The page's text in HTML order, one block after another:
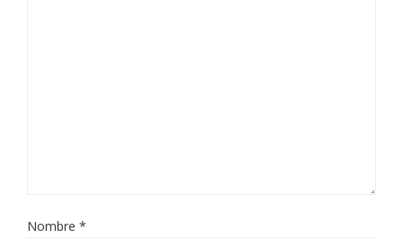
Nombre *